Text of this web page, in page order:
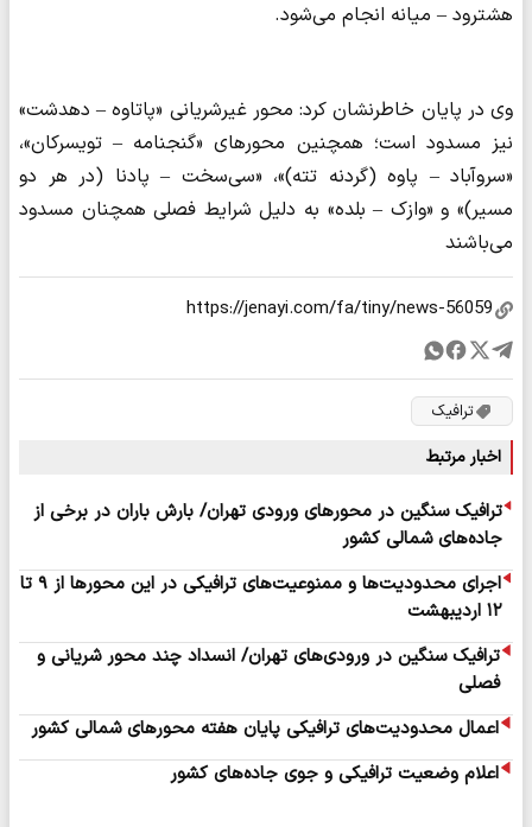
هشترود – میانه انجام می‌شود.
وی در پایان خاطرنشان کرد: محور غیرشریانی «پاتاوه – دهدشت»
نیز مسدود است؛ همچنین محورهای «گنجنامه – تویسرکان»،
«سروآباد – پاوه (گردنه تته)»، «سی‌سخت – پادنا (در هر دو
مسیر)» و «وازک – بلده» به دلیل شرایط فصلی همچنان مسدود
می‌باشند
ترافیک
اخبار مرتبط
ترافیک سنگین در محورهای ورودی تهران/ بارش باران در برخی از
جاده‌های شمالی کشور
اجرای محدودیت‌ها و ممنوعیت‌های ترافیکی در این محورها از ۹ تا
۱۲ اردیبهشت
ترافیک سنگین در ورودی‌های تهران/ انسداد چند محور شریانی و
فصلی
اعمال محدودیت‌های ترافیکی پایان هفته محورهای شمالی کشور
اعلام وضعیت ترافیکی و جوی جاده‌های کشور